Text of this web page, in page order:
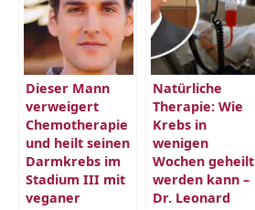
Dieser Mann
verweigert
Chemotherapie
und heilt seinen
Darmkrebs im
Stadium III mit
veganer
Natürliche
Therapie: Wie
Krebs in
wenigen
Wochen geheilt
werden kann –
Dr. Leonard